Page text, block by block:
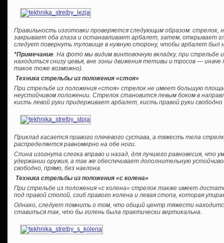
Правильность изготовки проверяется следующим образом: стрелок,
закрывает оба глаза и останавливает арбалет, затем, открывает
следует повернуть туловище в нужную сторону, чтобы арбалет был
*Примечание. На фото мы видим винтовочную вкладку, при стрельбе
находиться снизу цевья, вне зоны движения тетивы и тросов —
такое тоже возможно).
Техника стрельбы из положения «стоя»
При стрельбе из положения «стоя» стрелок не имеет большую
неустойчивом положении. Стрелок становится левым боком в
кисть левой руки придерживает арбалет, кисть правой руки
Приклад касается правого плечевого сустава, а тяжесть тела
распределяется равномерно на обе ноги.
Спина изогнута слегка вправо и назад, для лучшего равновесия,
удержании оружия, а так же обеспечивает дополнительную
свободно, прямо, без наклона.
Техника стрельбы из положения «с колена»
При стрельбе из положения «с колена» стрелок также имеет
под правой стопой, сгиб правого колена и левая стопа, которая
Однако, следует помнить о том, что общий центр тяжести
ставиться так, что бы голень была практически вертикальна.